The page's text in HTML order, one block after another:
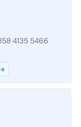
4135 5466